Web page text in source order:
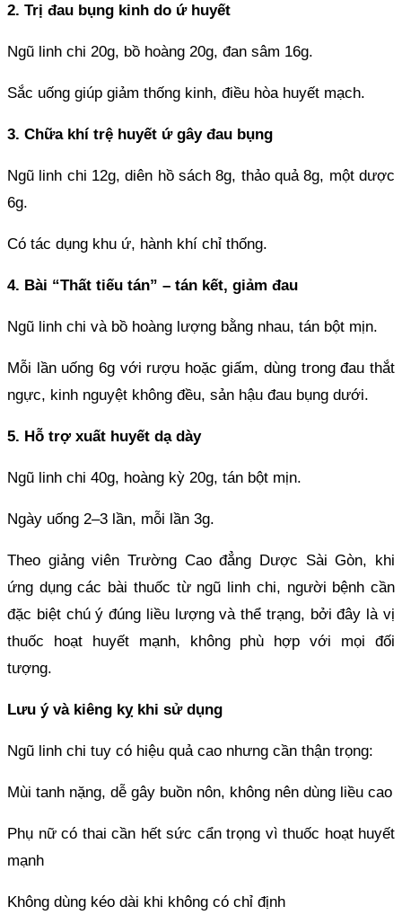
2. Trị đau bụng kinh do ứ huyết
Ngũ linh chi 20g, bồ hoàng 20g, đan sâm 16g.
Sắc uống giúp giảm thống kinh, điều hòa huyết mạch.
3. Chữa khí trệ huyết ứ gây đau bụng
Ngũ linh chi 12g, diên hồ sách 8g, thảo quả 8g, một dược
6g.
Có tác dụng khu ứ, hành khí chỉ thống.
4. Bài “Thất tiếu tán” – tán kết, giảm đau
Ngũ linh chi và bồ hoàng lượng bằng nhau, tán bột mịn.
Mỗi lần uống 6g với rượu hoặc giấm, dùng trong đau thắt
ngực, kinh nguyệt không đều, sản hậu đau bụng dưới.
5. Hỗ trợ xuất huyết dạ dày
Ngũ linh chi 40g, hoàng kỳ 20g, tán bột mịn.
Ngày uống 2–3 lần, mỗi lần 3g.
Theo giảng viên Trường Cao đẳng Dược Sài Gòn, khi
ứng dụng các bài thuốc từ ngũ linh chi, người bệnh cần
đặc biệt chú ý đúng liều lượng và thể trạng, bởi đây là vị
thuốc hoạt huyết mạnh, không phù hợp với mọi đối
tượng.
Lưu ý và kiêng kỵ khi sử dụng
Ngũ linh chi tuy có hiệu quả cao nhưng cần thận trọng:
Mùi tanh nặng, dễ gây buồn nôn, không nên dùng liều cao
Phụ nữ có thai cần hết sức cẩn trọng vì thuốc hoạt huyết
mạnh
Không dùng kéo dài khi không có chỉ định